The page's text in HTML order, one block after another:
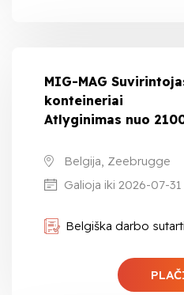
MIG-MAG
konteineriai
Atlyginimas nuo
Belgija, Zeebrugge
Galioja iki 2026-07-31
Belgiška darbo